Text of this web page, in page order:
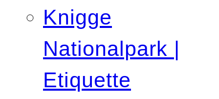
Knigge
Nationalpark |
Etiquette